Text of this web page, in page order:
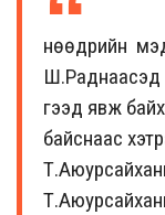
Өнөөдрийн
Ш.Раднаасэд
гээд явж
байснаас